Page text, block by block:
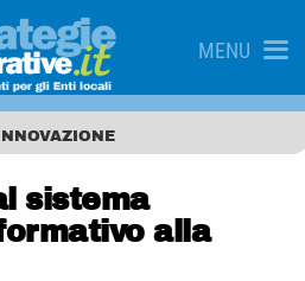
MENU
sistema
alla